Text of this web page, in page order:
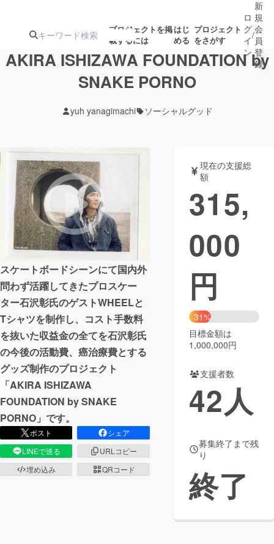
プロジェクトを掲
載するには
はじ
める
プロジェクト
をさがす
ターン
ジェクト
ロジェクト
アート・写真 音楽
テクノロジー・ガジェット ゲーム・サ
映像・映画
ビジネス・起業
まちづくり・地域活性化
CAMPFIRE for Social Good
CAMPFIRE Creation
CAMPFIREふるさと納税machi-ya コミュニティ
ロ
グ
イ
ン
/
新
規
会
員
登
録
AKIRA ISHIZAWA FOUNDATION by
SNAKE PORNO
yuh yanagimachi ソーシャルグッド
スケートボードシーンにて国内外
問わず活躍してきたプロスケー
ター石沢彰氏のゲストWHEELと
Tシャツを制作し、コスト手数料
を抜いた収益金の全てを石沢彰氏
の今後の活動費、癌治療費とする
グッズ制作のプロジェクト
「AKIRA ISHIZAWA
FOUNDATION by SNAKE
PORNO」です。
ポスト
シェア
LINEで送る
URLコピー
埋め込み
QRコード
現在の支援総
額
315,
000
円
31%
目標金額は
1,000,000円
支援者数
42人
募集終了まで残
り
終了